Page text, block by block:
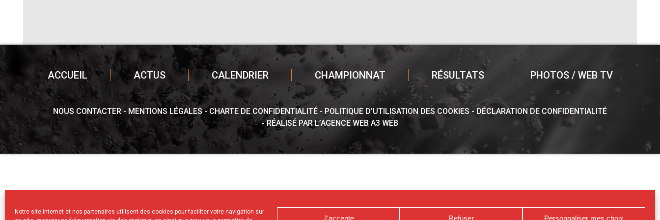
Notre site internet et nos partenaires utilisent des cookies pour faciliter votre navigation sur
J'accepte Refuser Personnaliser mes choix
ACCUEIL ACTUS CALENDRIER CHAMPIONNAT RÉSULTATS PHOTOS / WEB TV
NOUS CONTACTER MENTIONS LÉGALES CHARTE DE CONFIDENTIALITÉ POLITIQUE D’UTILISATION DES COOKIES
DÉCLARATION DE CONFIDENTIALITÉ
RÉALISÉ PAR L’AGENCE WEB A3 WEB